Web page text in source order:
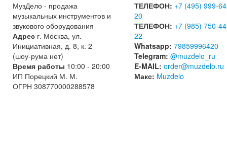
МузДело - продажа
музыкальных инструментов и
звукового оборудования
Адрес г. Москва, ул.
Инициативная, д. 8, к. 2
(шоу-рума нет)
Время работы 10:00 - 20:00
ИП Порецкий М. М.
ОГРН 308770000288578
ТЕЛЕФОН: +7 (495) 999-
20
ТЕЛЕФОН: +7 (985) 750-
22
Whatsapp: 79859996420
Telegram: @muzdelo_ru
E-MAIL: order@muzdelo.ru
Макс: Muzdelo